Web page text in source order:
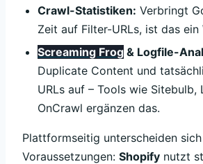
Crawl-Statistiken: Verbringt
Zeit auf Filter-URLs, ist das ein
Screaming Frog & Logfile-
Duplicate Content und
URLs auf – Tools wie Sitebulb,
OnCrawl ergänzen das.
Plattformseitig unterscheiden
Voraussetzungen: Shopify nutzt